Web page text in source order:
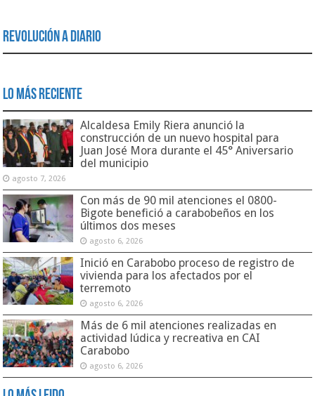
Revolución a Diario
Lo Más Reciente
Alcaldesa Emily Riera anunció la
construcción de un nuevo hospital para
Juan José Mora durante el 45° Aniversario
del municipio
agosto 7, 2026
Con más de 90 mil atenciones el 0800-
Bigote benefició a carabobeños en los
últimos dos meses
agosto 6, 2026
Inició en Carabobo proceso de registro de
vivienda para los afectados por el
terremoto
agosto 6, 2026
Más de 6 mil atenciones realizadas en
actividad lúdica y recreativa en CAI
Carabobo
agosto 6, 2026